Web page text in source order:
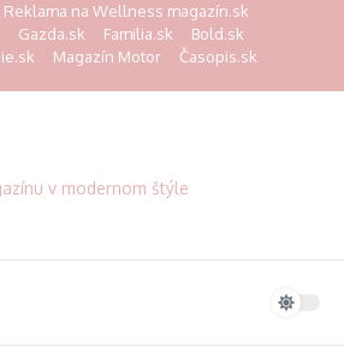
Reklama na Wellness magazín.sk
Gazda.sk Familia.sk
Bold.sk
Magazín Motor
Časopis.sk